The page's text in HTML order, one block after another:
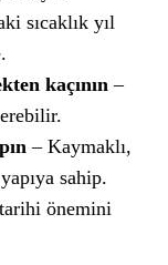
sıcaklık yıl
kaçının –
– Kaymaklı,
sahip.
önemini